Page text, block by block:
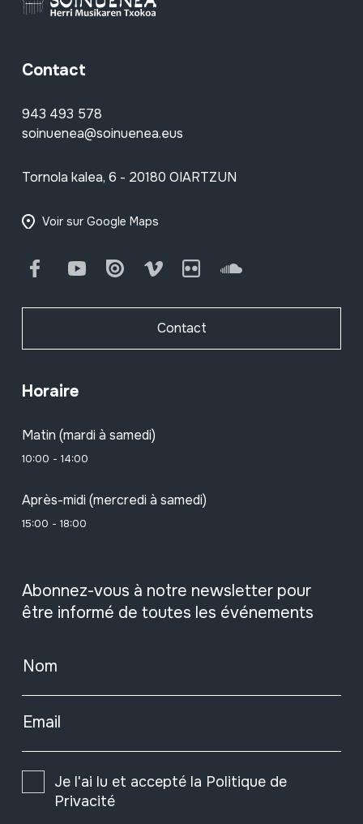
Contact
943 493 578
soinuenea@soinuenea.eus
Tornola kalea, 6 - 20180 OIARTZUN
Voir sur Google Maps
FacebookYoutube Issuu Vimeo Flickr SoundCloud
Contact
Horaire
Matin (mardi à samedi)
10:00 - 14:00
Après-midi (mercredi à samedi)
15:00 - 18:00
Abonnez-vous à notre newsletter pour
être informé de toutes les événements
Nom
Email
Je l'ai lu et accepté la Politique de
Privacité